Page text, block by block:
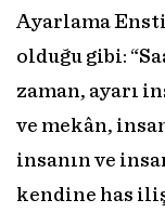
Ayarlama
olduğu gibi:
zaman, ayarı
ve mekân,
insanın ve
kendine has